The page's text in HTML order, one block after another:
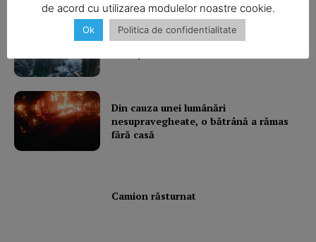
Company
About
Contact us
Subscription Plans
My account
Balcon în flăcări într-un bloc din
Din cauza unei lumânări
nesupravegheate, o bătrână a rămas
fără casă
Camion răsturnat
de acord cu utilizarea modulelor noastre cookie.
Ok Politica de confidentialitate